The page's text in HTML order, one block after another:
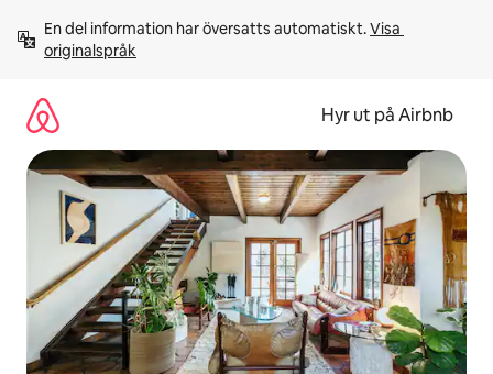
innehåll
En del information har översatts automatiskt. Visa
originalspråk
Hyr ut på Airbnb